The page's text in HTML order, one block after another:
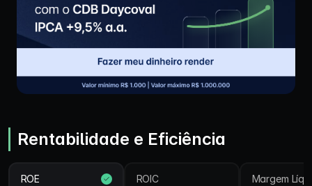
Rentabilidade e Eficiência
ROE ROIC Margem